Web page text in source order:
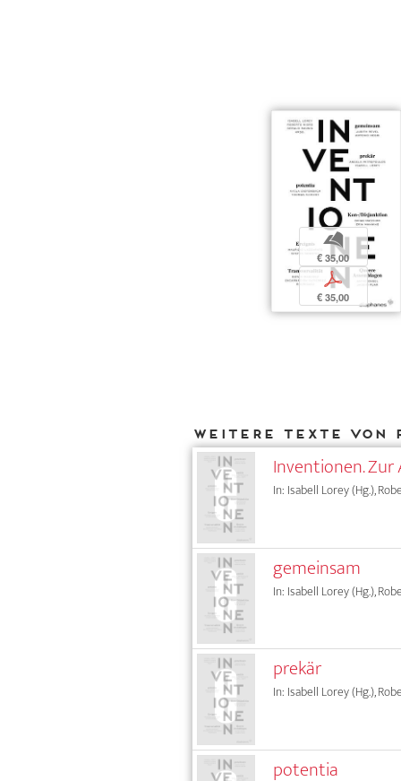
b
€ 35,00
p
€ 35,00
Weitere Texte von
Inventionen.
In: Isabell Lorey (Hg.),
gemeinsam
In: Isabell Lorey (Hg.),
prekär
In: Isabell Lorey (Hg.),
potentia